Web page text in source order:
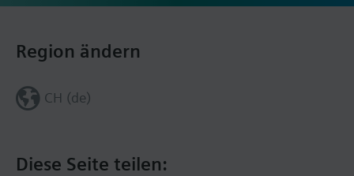
Diese Seite teilen:
Region ändern
CH (de)